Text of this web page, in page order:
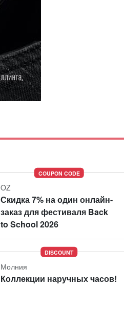
COUPON CODE
OZ
Скидка 7% на один онлайн-
заказ для фестиваля Back
to School 2026
DISCOUNT
Молния
Коллекции наручных часов!